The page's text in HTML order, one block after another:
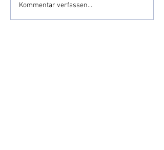
Kommentar verfassen...